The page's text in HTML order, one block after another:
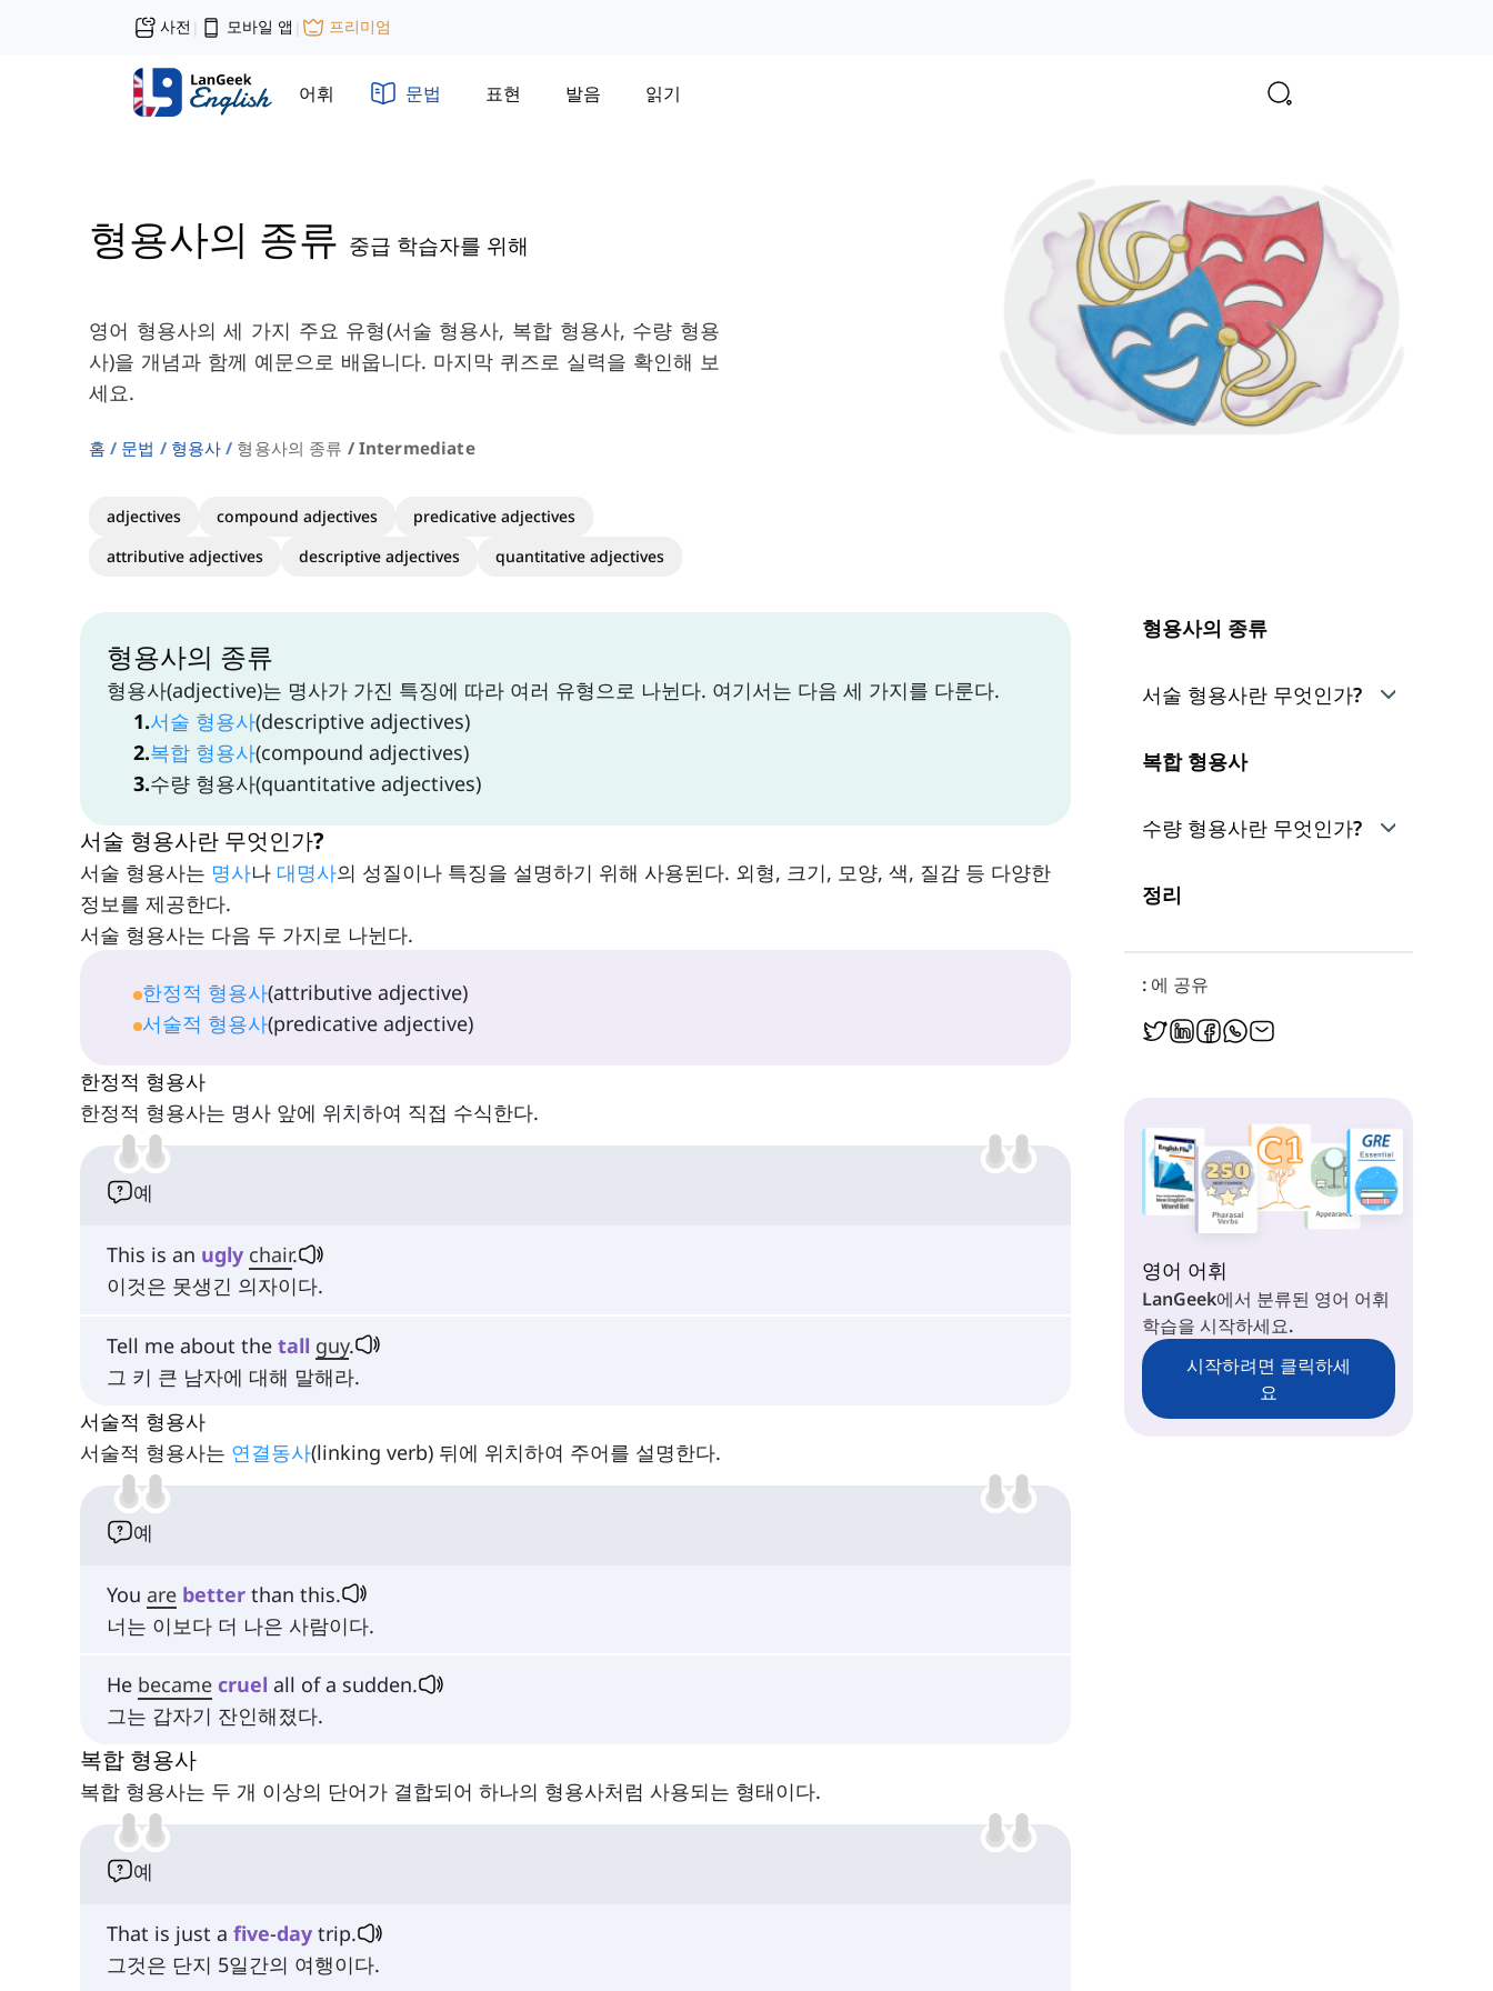
사전 | 모바일 앱 | 프리미엄
어휘 문법 표현 발음 읽기
형용사의 종류 중급 학습자를 위해
영어 형용사의 세 가지 주요 유형(서술 형용사, 복합 형용사, 수량 형용
사)을 개념과 함께 예문으로 배웁니다. 마지막 퀴즈로 실력을 확인해 보
세요.
홈 문법 형용사 형용사의 종류 / Intermediate
adjectives compound adjectives
predicative adjectives
attributive adjectives
descriptive adjectives quantitative adjectives
형용사의 종류
형용사(adjective)는 명사가 가진 특징에 따라 여러 유형으로 나뉜다. 여기서는 다음 세 가지를 다룬다.
1.서술 형용사(descriptive adjectives)
2.복합 형용사(compound adjectives)
3.수량 형용사(quantitative adjectives)
서술 형용사란 무엇인가?
서술 형용사는 명사나 대명사의 성질이나 특징을 설명하기 위해 사용된다. 외형, 크기, 모양, 색, 질감 등 다양한
정보를 제공한다.
서술 형용사는 다음 두 가지로 나뉜다.
한정적 형용사(attributive adjective)
서술적 형용사(predicative adjective)
한정적 형용사
한정적 형용사는 명사 앞에 위치하여 직접 수식한다.
예
This is an ugly chair.
이것은 못생긴 의자이다.
Tell me about the tall guy.
그 키 큰 남자에 대해 말해라.
서술적 형용사
서술적 형용사는 연결동사(linking verb) 뒤에 위치하여 주어를 설명한다.
예
You are better than this.
너는 이보다 더 나은 사람이다.
He became cruel all of a sudden.
그는 갑자기 잔인해졌다.
복합 형용사
복합 형용사는 두 개 이상의 단어가 결합되어 하나의 형용사처럼 사용되는 형태이다.
예
That is just a five-day trip.
그것은 단지 5일간의 여행이다.
형용사의 종류
서술 형용사란 무엇인가?
한정적 형용사
서술적 형용사
복합 형용사
수량 형용사란 무엇인가?
종류
정리
: 에 공유
영어 어휘
LanGeek에서 분류된 영어 어휘
학습을 시작하세요.
시작하려면 클릭하세
요